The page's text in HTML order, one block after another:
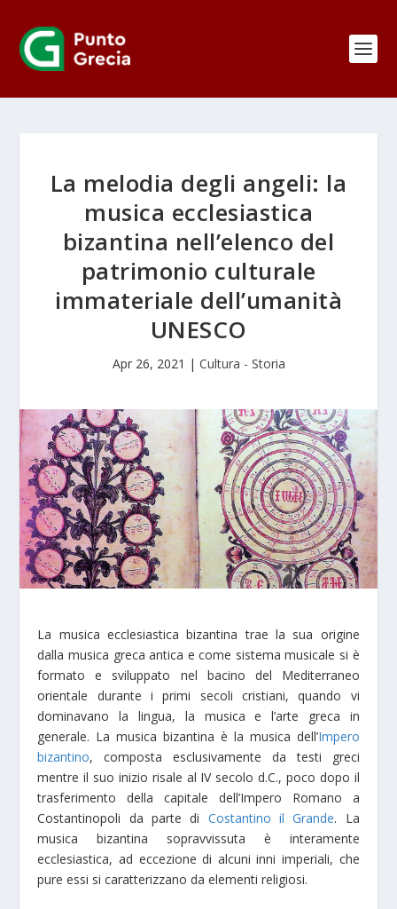
La melodia degli angeli: la
musica ecclesiastica
bizantina nell’elenco del
patrimonio culturale
immateriale dell’umanità
UNESCO
Apr 26, 2021 | Cultura - Storia
La musica ecclesiastica bizantina trae la sua origine
dalla musica greca antica e come sistema musicale si è
formato e sviluppato nel bacino del Mediterraneo
orientale durante i primi secoli cristiani, quando vi
dominavano la lingua, la musica e l’arte greca in
generale. La musica bizantina è la musica dell’Impero
bizantino, composta esclusivamente da testi greci
mentre il suo inizio risale al IV secolo d.C., poco dopo il
trasferimento della capitale dell’Impero Romano a
Costantinopoli da parte di Costantino il Grande. La
musica bizantina sopravvissuta è interamente
ecclesiastica, ad eccezione di alcuni inni imperiali, che
pure essi si caratterizzano da elementi religiosi.